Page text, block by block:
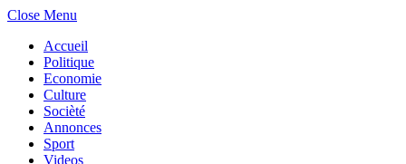
Close Menu
Accueil
Politique
Economie
Culture
Socièté
Annonces
Sport
Videos